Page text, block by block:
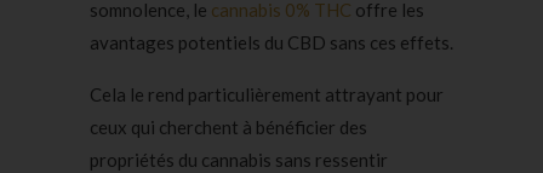
somnolence, le cannabis 0% THC offre les
avantages potentiels du CBD sans ces effets.
Cela le rend particulièrement attrayant pour
ceux qui cherchent à bénéficier des
propriétés du cannabis sans ressentir